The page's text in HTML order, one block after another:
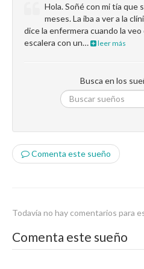
Hola. Soñé con mi tía que
meses. La iba a ver a la
dice la enfermera cuando la
escalera con un…
leer más
Busca en los
Comenta este sueño
Todavía no hay comentarios para
Comenta este sueño